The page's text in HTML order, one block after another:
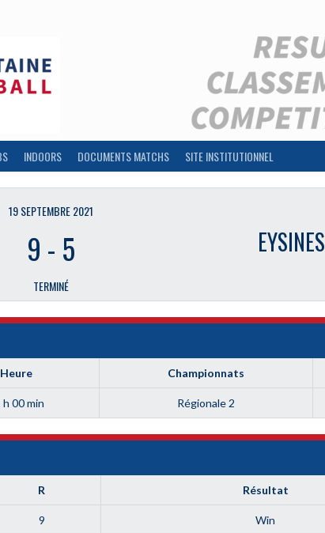
INDOORS DOCUMENTS MATCHS SITE INSTITUTIONNEL
EYSINES
19 SEPTEMBRE 2021
9 - 5
TERMINÉ
Heure Championnats
h 00 min Régionale 2
R Résultat
9 Win